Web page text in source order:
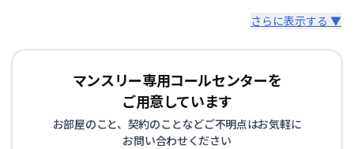
さらに表示する ▼
マンスリー専用コールセンターを
ご用意しています
お部屋のこと、契約のことなどご不明点はお気軽に
お問い合わせください